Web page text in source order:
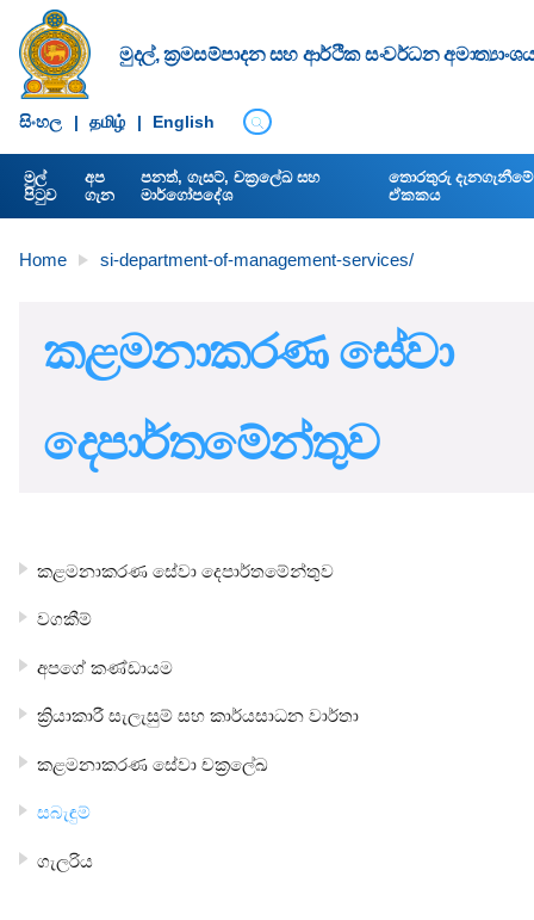
මුදල්, ක්‍රමසම්පාදන සහ ආර්ථික සංවර්ධන
සිංහ​ල | தமிழ் | English
මුල්
පිටුව
අප
ගැන
පනත්, ගැසට්, චක්‍රලේඛ සහ
මාර්ගෝපදේශ
තොරතුරු
ඒකකය
Home si-department-of-management-services/
කළමනාකරණ සේවා
දෙපාර්තමේන්තුව
කළමනාකරණ සේවා දෙපාර්තමේන්තුව
වගකීම්
අපගේ කණ්ඩායම
ක්‍රියාකාරී සැලැසුම් සහ කාර්යසාධන වාර්තා
කළමනාකරණ සේවා චක්‍රලේඛ
සබැඳුම්
ගැලරිය